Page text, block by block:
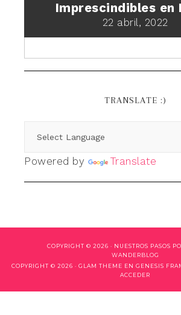
Imprescindibles en
22 abril, 2022
TRANSLATE :)
Powered by Translate
COPYRIGHT © 2026 · NUESTROS PASOS
WANDERBLOG
COPYRIGHT © 2026 · GLAM THEME EN GENESIS
ACCEDER